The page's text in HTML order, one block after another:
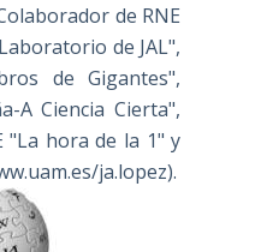
de RNE
de JAL",
de Gigantes",
A Ciencia Cierta",
"La hora de la 1" y
ja.lopez).